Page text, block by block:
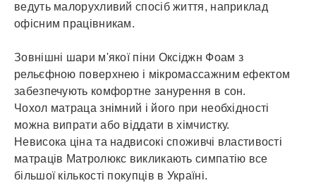
ведуть малорухливий спосіб життя, наприклад
офісним працівникам.
Зовнішні шари м'якої піни Оксіджн Фоам з
рельєфною поверхнею і мікромассажним ефектом
забезпечують комфортне занурення в сон.
Чохол матраца знімний і його при необхідності
можна випрати або віддати в хімчистку.
Невисока ціна та надвисокі споживчі властивості
матраців Матролюкс викликають симпатію все
більшої кількості покупців в Україні.